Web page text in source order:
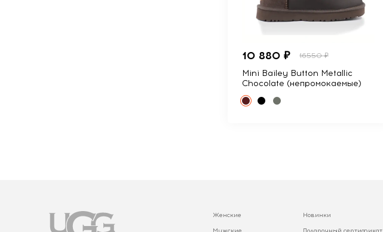
10 880 ₽ 16550 ₽
Mini Bailey Button Metallic
Chocolate (непромокаемые)
Женские
Мужские
Новинки
Подарочный сертификат